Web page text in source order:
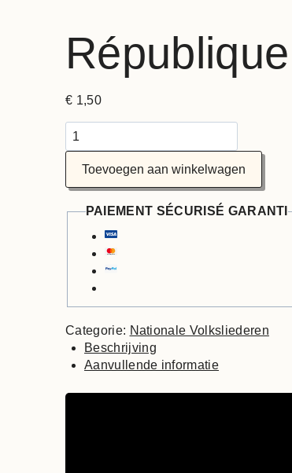
€ 1,50
Toevoegen aan winkelwagen
PAIEMENT SÉCURISÉ GARANTI
Categorie: Nationale Volksliederen
Beschrijving
Aanvullende informatie